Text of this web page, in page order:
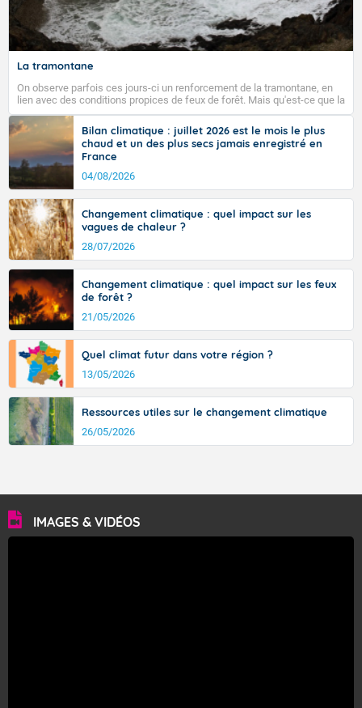
Fermer
La tramontane
On observe parfois ces jours-ci un renforcement de la tramontane, en
lien avec des conditions propices de feux de forêt. Mais qu'est-ce que la
tramontane ? Quelles sont ses caractéristiques ? La tramontane est un
vent turbulent soufflant de secteur nord-ouest à nord, ou ouest à nord-
ouest, dans un secteur qui part du Roussillon à la vallée de l’Aude et à
l’ouest de l’Hérault. L’étymologie de ce vent vient du latin trasmontanus,
signifiant au-delà des monts, en allusion aux régions montagneuses
d’où provient ce vent.
Bilan climatique : juillet 2026 est le mois le plus
chaud et un des plus secs jamais enregistré en
France
04/08/2026
Changement climatique : quel impact sur les
vagues de chaleur ?
28/07/2026
Changement climatique : quel impact sur les feux
de forêt ?
21/05/2026
Quel climat futur dans votre région ?
13/05/2026
Ressources utiles sur le changement climatique
26/05/2026
IMAGES & VIDÉOS